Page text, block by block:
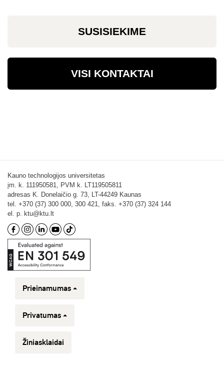
SUSISIEKIME
VISI KONTAKTAI
Kauno technologijos universitetas
įm. k. 111950581, PVM k. LT119505811
adresas K. Donelaičio g. 73, LT-44249 Kaunas
tel. +370 (37) 300 000, 300 421, faks. +370 (37) 324 144
el. p. ktu@ktu.lt
Prieinamumas
Privatumas
Žiniasklaidai